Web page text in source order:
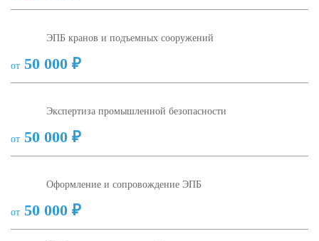
ЭПБ кранов и подъемных сооружений
от 50 000 ₽
Экспертиза промышленной безопасности
от 50 000 ₽
Оформление и сопровождение ЭПБ
от 50 000 ₽